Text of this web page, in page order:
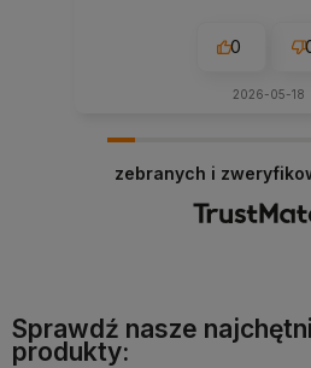
0
2026-05-18
zebranych i
Sprawdź nasze
produkty: